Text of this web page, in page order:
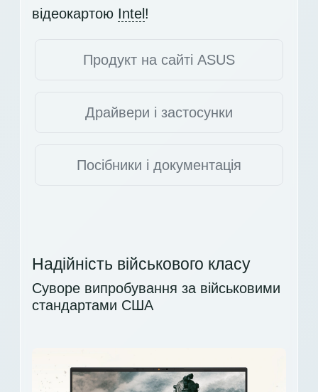
відеокартою Intel !
Продукт на сайті ASUS
Драйвери і застосунки
Посібники і документація
Надійність військового класу
Суворе випробування за військовими
стандартами США